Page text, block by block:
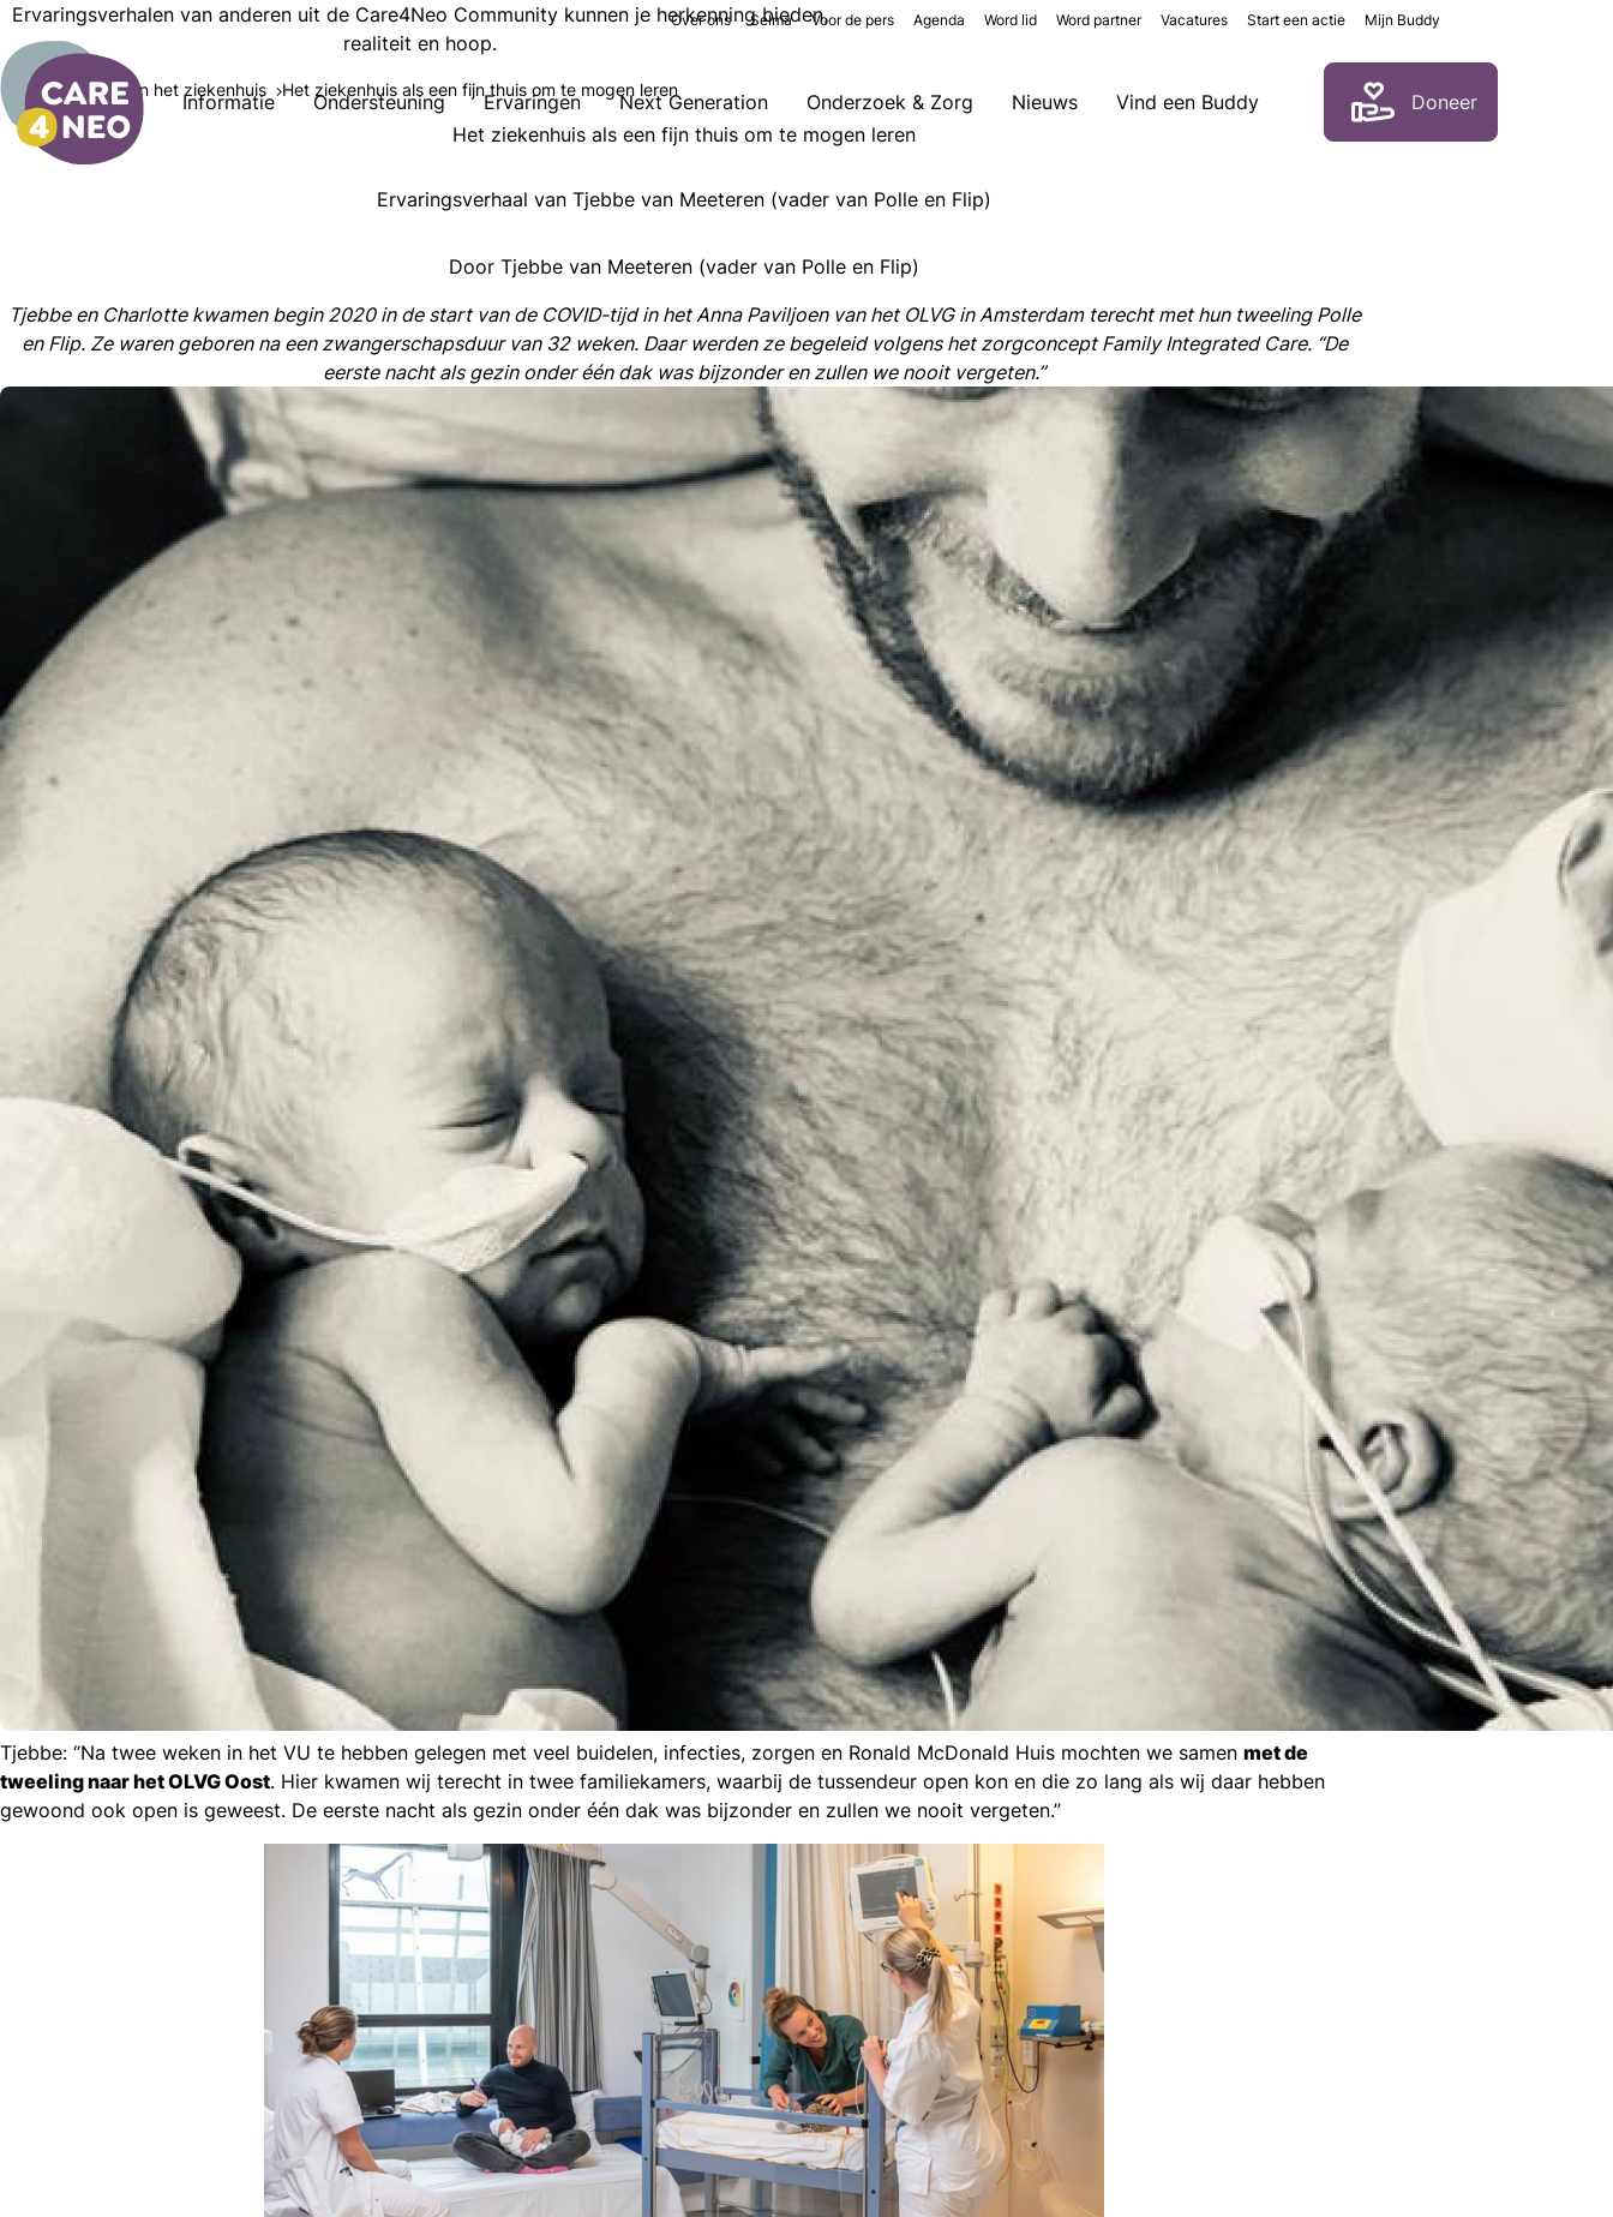
Informatie Ondersteuning Ervaringen Next Generation Onderzoek & Zorg Nieuws Vind een Buddy Doneer
Over ons Selma Voor de pers Agenda Word lid Word partner Vacatures Start een actie Mijn Buddy
Ervaringsverhalen van anderen uit de Care4Neo Community kunnen je herkenning bieden,
realiteit en hoop.
Ervaringen In het ziekenhuis Het ziekenhuis als een fijn thuis om te mogen leren
Het ziekenhuis als een fijn thuis om te mogen leren
Ervaringsverhaal van Tjebbe van Meeteren (vader van Polle en Flip)
Door Tjebbe van Meeteren (vader van Polle en Flip)
Tjebbe en Charlotte kwamen begin 2020 in de start van de COVID-tijd in het Anna Paviljoen van het OLVG in Amsterdam terecht met hun tweeling Polle
en Flip. Ze waren geboren na een zwangerschapsduur van 32 weken. Daar werden ze begeleid volgens het zorgconcept Family Integrated Care. “De
eerste nacht als gezin onder één dak was bijzonder en zullen we nooit vergeten.”
Tjebbe: “Na twee weken in het VU te hebben gelegen met veel buidelen, infecties, zorgen en Ronald McDonald Huis mochten we samen met de
tweeling naar het OLVG Oost. Hier kwamen wij terecht in twee familiekamers, waarbij de tussendeur open kon en die zo lang als wij daar hebben
gewoond ook open is geweest. De eerste nacht als gezin onder één dak was bijzonder en zullen we nooit vergeten.”